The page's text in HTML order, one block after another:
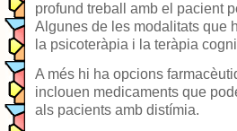
profund treball amb el pacient
Algunes de les modalitats que
la psicoteràpia i la teràpia
A més hi ha opcions
inclouen medicaments que
als pacients amb distímia.